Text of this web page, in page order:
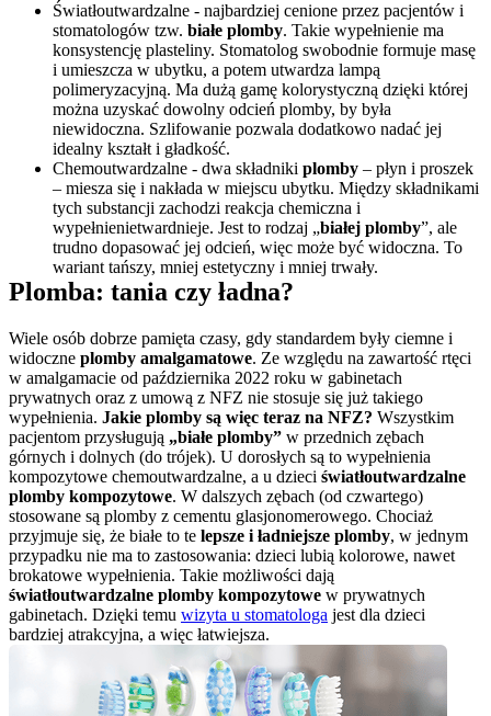
Światłoutwardzalne - najbardziej cenione przez pacjentów i
stomatologów tzw. białe plomby. Takie wypełnienie ma
konsystencję plasteliny. Stomatolog swobodnie formuje masę
i umieszcza w ubytku, a potem utwardza lampą
polimeryzacyjną. Ma dużą gamę kolorystyczną dzięki której
można uzyskać dowolny odcień plomby, by była
niewidoczna. Szlifowanie pozwala dodatkowo nadać jej
idealny kształt i gładkość.
Chemoutwardzalne - dwa składniki plomby – płyn i proszek
– miesza się i nakłada w miejscu ubytku. Między składnikami
tych substancji zachodzi reakcja chemiczna i
wypełnienietwardnieje. Jest to rodzaj „białej plomby”, ale
trudno dopasować jej odcień, więc może być widoczna. To
wariant tańszy, mniej estetyczny i mniej trwały.
Plomba: tania czy ładna?
Wiele osób dobrze pamięta czasy, gdy standardem były ciemne i
widoczne plomby amalgamatowe. Ze względu na zawartość rtęci
w amalgamacie od października 2022 roku w gabinetach
prywatnych oraz z umową z NFZ nie stosuje się już takiego
wypełnienia. Jakie plomby są więc teraz na NFZ? Wszystkim
pacjentom przysługują „białe plomby” w przednich zębach
górnych i dolnych (do trójek). U dorosłych są to wypełnienia
kompozytowe chemoutwardzalne, a u dzieci światłoutwardzalne
plomby kompozytowe. W dalszych zębach (od czwartego)
stosowane są plomby z cementu glasjonomerowego. Chociaż
przyjmuje się, że białe to te lepsze i ładniejsze plomby, w jednym
przypadku nie ma to zastosowania: dzieci lubią kolorowe, nawet
światłoutwardzalne plomby kompozytowe w prywatnych
gabinetach. Dzięki temu wizyta u stomatologa jest dla dzieci
bardziej atrakcyjna, a więc łatwiejsza.